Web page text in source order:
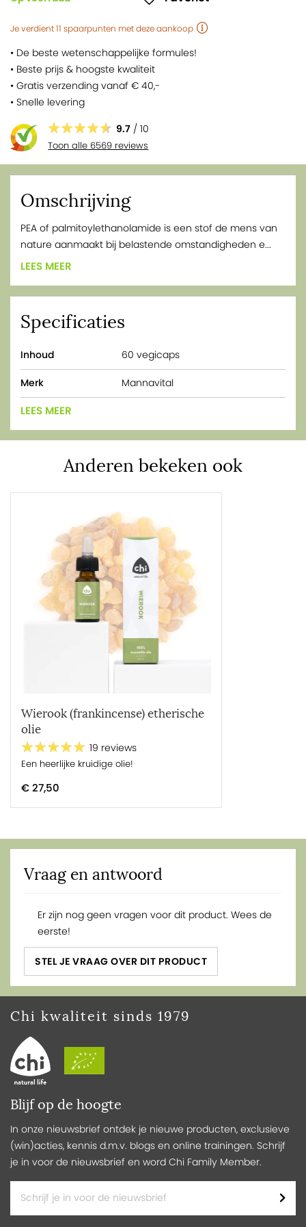
Je verdient11 spaarpunten met deze aankoop
• De beste wetenschappelijke formules!
• Beste prijs & hoogste kwaliteit
• Gratis verzending vanaf € 40,-
• Snelle levering
9.7 / 10
Toon alle 6569 reviews
Omschrijving
PEA of palmitoylethanolamide is een stof de mens van
nature aanmaakt bij belastende omstandigheden e...
LEES MEER
Specificaties
Inhoud 60 vegicaps
Merk Mannavital
LEES MEER
Anderen bekeken ook
Wierook (frankincense) etherische
olie
19 reviews
Een heerlijke kruidige olie!
€ 27,50
Vraag en antwoord
Er zijn nog geen vragen voor dit product. Wees de
eerste!
STEL JE VRAAG OVER DIT PRODUCT
Blijf op de hoogte
In onze nieuwsbrief ontdek je nieuwe producten, exclusieve
(win)acties, kennis d.m.v. blogs en online trainingen. Schrijf
je in voor de nieuwsbrief en word Chi Family Member.
Chi kwaliteit sinds 1979